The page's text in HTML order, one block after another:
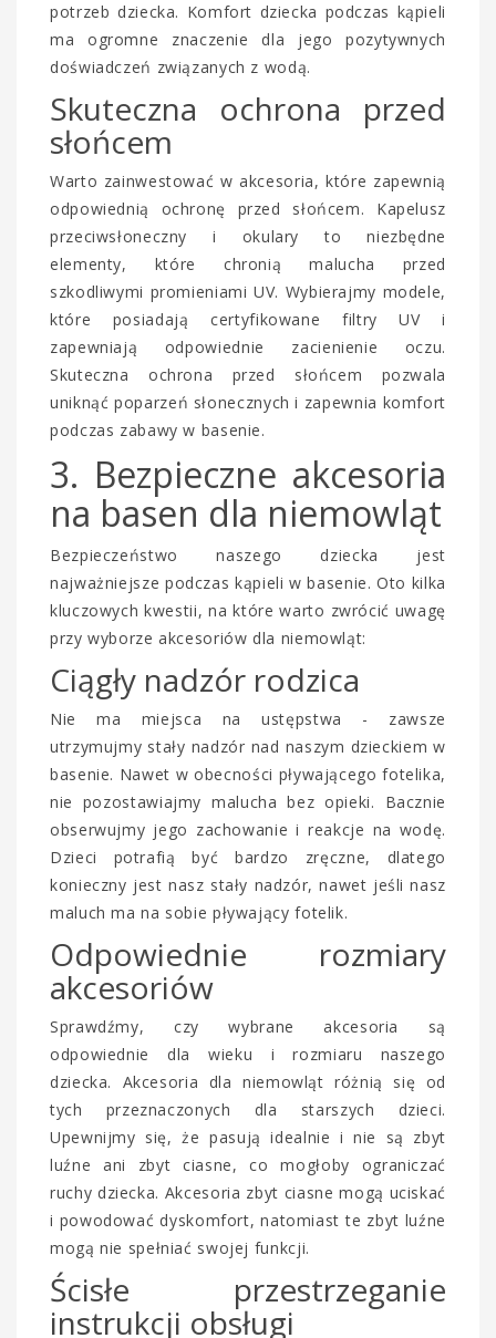
potrzeb dziecka. Komfort dziecka podczas kąpieli
ma ogromne znaczenie dla jego pozytywnych
doświadczeń związanych z wodą.
Skuteczna ochrona przed
słońcem
Warto zainwestować w akcesoria, które zapewnią
odpowiednią ochronę przed słońcem. Kapelusz
przeciwsłoneczny i okulary to niezbędne
elementy, które chronią malucha przed
szkodliwymi promieniami UV. Wybierajmy modele,
które posiadają certyfikowane filtry UV i
zapewniają odpowiednie zacienienie oczu.
Skuteczna ochrona przed słońcem pozwala
uniknąć poparzeń słonecznych i zapewnia komfort
podczas zabawy w basenie.
3. Bezpieczne akcesoria
na basen dla niemowląt
Bezpieczeństwo naszego dziecka jest
najważniejsze podczas kąpieli w basenie. Oto kilka
kluczowych kwestii, na które warto zwrócić uwagę
przy wyborze akcesoriów dla niemowląt:
Ciągły nadzór rodzica
Nie ma miejsca na ustępstwa - zawsze
utrzymujmy stały nadzór nad naszym dzieckiem w
basenie. Nawet w obecności pływającego fotelika,
nie pozostawiajmy malucha bez opieki. Bacznie
obserwujmy jego zachowanie i reakcje na wodę.
Dzieci potrafią być bardzo zręczne, dlatego
konieczny jest nasz stały nadzór, nawet jeśli nasz
maluch ma na sobie pływający fotelik.
Odpowiednie rozmiary
akcesoriów
Sprawdźmy, czy wybrane akcesoria są
odpowiednie dla wieku i rozmiaru naszego
dziecka. Akcesoria dla niemowląt różnią się od
tych przeznaczonych dla starszych dzieci.
Upewnijmy się, że pasują idealnie i nie są zbyt
luźne ani zbyt ciasne, co mogłoby ograniczać
ruchy dziecka. Akcesoria zbyt ciasne mogą uciskać
i powodować dyskomfort, natomiast te zbyt luźne
mogą nie spełniać swojej funkcji.
Ścisłe przestrzeganie
instrukcji obsługi